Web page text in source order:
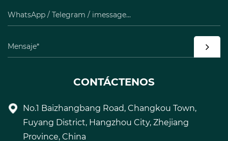
CONTÁCTENOS
No.1 Baizhangbang Road, Changkou Town,
Fuyang District, Hangzhou City, Zhejiang
Province, China